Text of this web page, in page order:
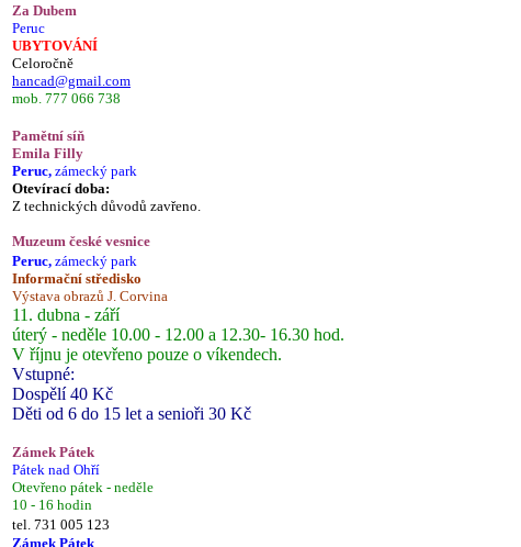
Za Dubem
Peruc
UBYTOVÁNÍ
Celoročně
hancad@gmail.com
mob. 777 066 738
Pamětní síň
Emila Filly
Peruc, zámecký park
Otevírací doba:
Z technických důvodů zavřeno.
Muzeum české vesnice
Peruc, zámecký park
Informační středisko
Výstava obrazů J. Corvina
11. dubna - září
úterý - neděle 10.00 - 12.00 a 12.30- 16.30 hod.
V říjnu je otevřeno pouze o víkendech.
Vstupné:
Dospělí 40 Kč
Děti od 6 do 15 let a senioři 30 Kč
Zámek Pátek
Pátek nad Ohří
Otevřeno pátek - neděle
10 - 16 hodin
tel. 731 005 123
Zámek Pátek